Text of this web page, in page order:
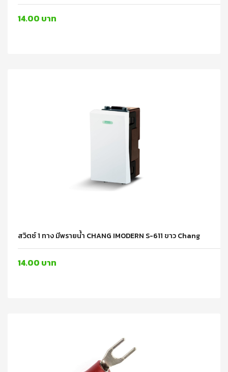
14.00 บาท
สวิตซ์ 1 ทาง มีพรายน้ำ CHANG IMODERN S-611 ขาว Chang
14.00 บาท